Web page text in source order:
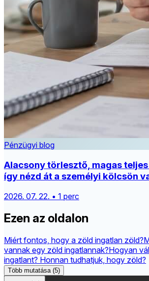
Pénzügyi blog
Alacsony törlesztő, magas
így nézd át a személyi kölcsön
2026. 07. 22. • 1 perc
Ezen az oldalon
Miért fontos, hogy a zöld ingatlan zöld?
vannak egy zöld ingatlannak?Hogyan
ingatlant? Honnan tudhatjuk, hogy zöld?
Több mutatása (5)